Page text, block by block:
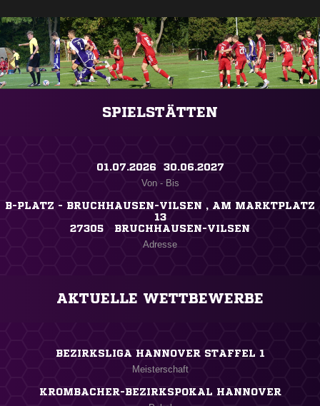
SPIELSTÄTTEN
01.07.2026 ​ 30.06.2027
Von - Bis
B-PLATZ - BRUCHHAUSEN-VILSEN , AM MARKTPLATZ
13
27305 BRUCHHAUSEN-VILSEN
Adresse
AKTUELLE WETTBEWERBE
BEZIRKSLIGA HANNOVER STAFFEL 1
Meisterschaft
KROMBACHER-BEZIRKSPOKAL HANNOVER